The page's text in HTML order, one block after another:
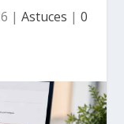
| Astuces | 0